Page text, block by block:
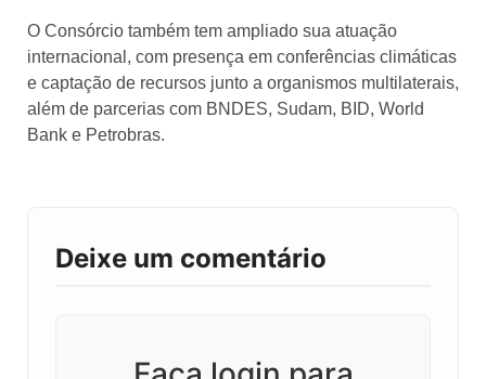
O Consórcio também tem ampliado sua atuação
internacional, com presença em conferências climáticas
e captação de recursos junto a organismos multilaterais,
além de parcerias com BNDES, Sudam, BID, World
Bank e Petrobras.
Deixe um comentário